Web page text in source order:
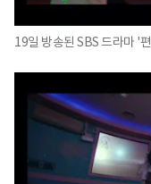
19일 방송된 SBS 드라마 '